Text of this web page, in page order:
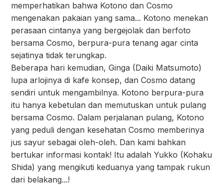
memperhatikan bahwa Kotono dan Cosmo
mengenakan pakaian yang sama... Kotono menekan
perasaan cintanya yang bergejolak dan berfoto
bersama Cosmo, berpura-pura tenang agar cinta
sejatinya tidak terungkap.
Beberapa hari kemudian, Ginga (Daiki Matsumoto)
lupa arlojinya di kafe konsep, dan Cosmo datang
sendiri untuk mengambilnya. Kotono berpura-pura
itu hanya kebetulan dan memutuskan untuk pulang
bersama Cosmo. Dalam perjalanan pulang, Kotono
yang peduli dengan kesehatan Cosmo memberinya
jus sayur sebagai oleh-oleh. Dan kami bahkan
bertukar informasi kontak! Itu adalah Yukko (Kohaku
Shida) yang mengikuti keduanya yang tampak rukun
dari belakang...!